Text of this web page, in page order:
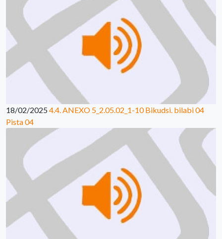
18/02/20254.4. ANEXO 5_2.05.02_1-10 Bikudsi. bilabi 04
Pista 04